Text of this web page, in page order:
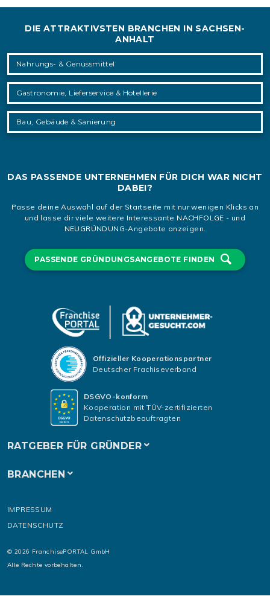
DIE ATTRAKTIVSTEN BRANCHEN IN SACHSEN-
ANHALT
Nahrungs- & Genussmittel
Gastronomie, Lieferservice & Hotellerie
Bau, Gebäude & Sanierung
DAS PASSENDE UNTERNEHMEN FÜR DICH WAR NICHT
DABEI?
Passe deine Auswahl auf der Startseite mit nur wenigen Klicks an
und lasse dir viele weitere Interessante NACHFOLGE - und
NEUGRÜNDUNG-Angebote anzeigen.
PASSENDE GRÜNDUNGSANGEBOTE FINDEN
Offizieller Kooperationspartner
Deutscher Frachiseverband
DSGVO-konform
Kooperation mit TÜV-zertifizierten
Datenschutzbeauftragten
RATGEBER FÜR GRÜNDER
BRANCHEN
IMPRESSUM
DATENSCHUTZ
© 2026 FranchisePORTAL GmbH
Alle Rechte vorbehalten.